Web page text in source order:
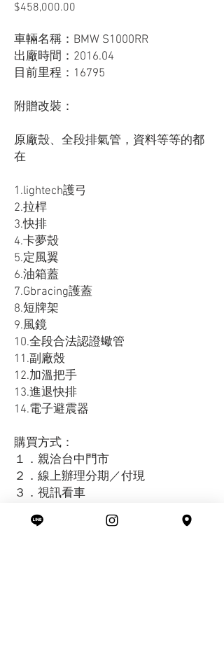
$458,000.00
車輛名稱：BMW S1000RR
出廠時間：2016.04
目前里程：16795
附贈改裝：
原廠殼、全段排氣管，資料等等的都
在
1.lightech護弓
2.拉桿
3.快排
4.卡夢殼
5.定風翼
6.油箱蓋
7.Gbracing護蓋
8.短牌架
9.風鏡
10.全段合法認證蠍管
11.副廠殼
12.加溫把手
13.進退快排
14.電子避震器
購買方式：
１．親洽台中門市
２．線上辦理分期／付現
３．視訊看車
（現況交車，不保固，不議價）